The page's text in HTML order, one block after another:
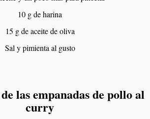
10 g de harina
15 g de aceite de oliva
Sal y pimienta al gusto
las empanadas de pollo al
curry